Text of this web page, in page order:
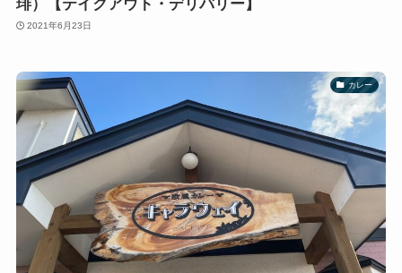
琲）【テイクアウト・デリバリー】
2021年6月23日
カレー